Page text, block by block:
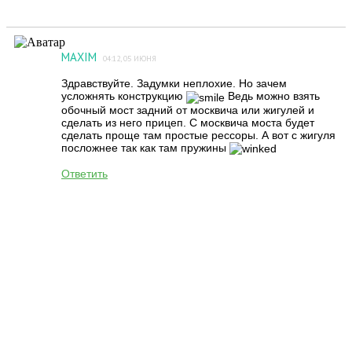
MAXIM 04:12, 05 ИЮНЯ
Здравствуйте. Задумки неплохие. Но зачем
усложнять конструкцию
Ведь можно взять
обочный мост задний от москвича или жигулей и
сделать из него прицеп. С москвича моста будет
сделать проще там простые рессоры. А вот с жигуля
посложнее так как там пружины
Ответить